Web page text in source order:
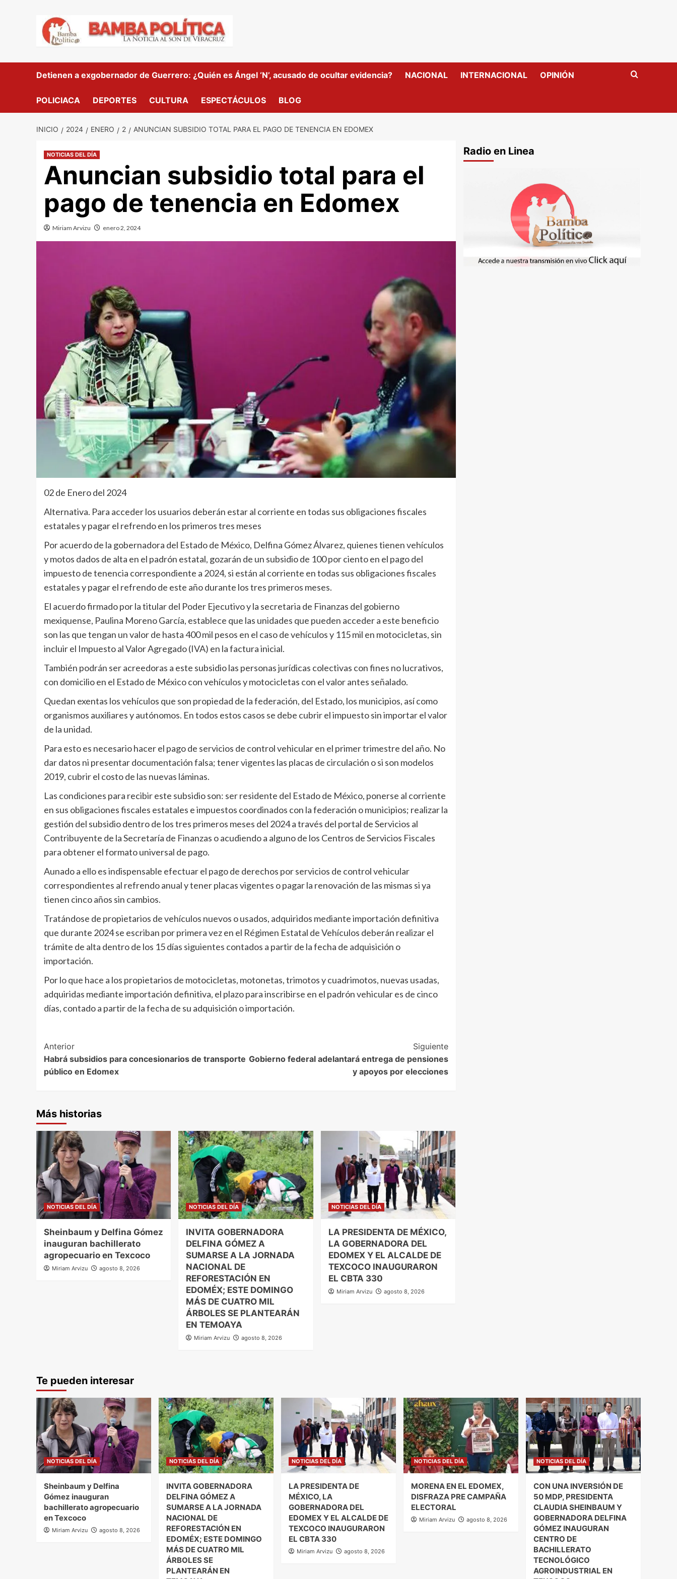
Detienen a exgobernador de Guerrero: ¿Quién es Ángel ‘N’, acusado de ocultar evidencia? NACIONAL INTERNACIONAL OPINIÓN
POLICIACA DEPORTES CULTURA ESPECTÁCULOS BLOG
INICIO 2024 ENERO 2 ANUNCIAN SUBSIDIO TOTAL PARA EL PAGO DE TENENCIA EN EDOMEX
NOTICIAS DEL DÍA
Anuncian subsidio total para el
pago de tenencia en Edomex
Miriam Arvizu enero 2, 2024
02 de Enero del 2024
Alternativa. Para acceder los usuarios deberán estar al corriente en todas sus obligaciones fiscales
estatales y pagar el refrendo en los primeros tres meses
Por acuerdo de la gobernadora del Estado de México, Delfina Gómez Álvarez, quienes tienen vehículos
y motos dados de alta en el padrón estatal, gozarán de un subsidio de 100 por ciento en el pago del
impuesto de tenencia correspondiente a 2024, si están al corriente en todas sus obligaciones fiscales
estatales y pagar el refrendo de este año durante los tres primeros meses.
El acuerdo firmado por la titular del Poder Ejecutivo y la secretaria de Finanzas del gobierno
mexiquense, Paulina Moreno García, establece que las unidades que pueden acceder a este beneficio
son las que tengan un valor de hasta 400 mil pesos en el caso de vehículos y 115 mil en motocicletas, sin
incluir el Impuesto al Valor Agregado (IVA) en la factura inicial.
También podrán ser acreedoras a este subsidio las personas jurídicas colectivas con fines no lucrativos,
con domicilio en el Estado de México con vehículos y motocicletas con el valor antes señalado.
Quedan exentas los vehículos que son propiedad de la federación, del Estado, los municipios, así como
organismos auxiliares y autónomos. En todos estos casos se debe cubrir el impuesto sin importar el valor
de la unidad.
Para esto es necesario hacer el pago de servicios de control vehicular en el primer trimestre del año. No
dar datos ni presentar documentación falsa; tener vigentes las placas de circulación o si son modelos
2019, cubrir el costo de las nuevas láminas.
Las condiciones para recibir este subsidio son: ser residente del Estado de México, ponerse al corriente
en sus obligaciones fiscales estatales e impuestos coordinados con la federación o municipios; realizar la
gestión del subsidio dentro de los tres primeros meses del 2024 a través del portal de Servicios al
Contribuyente de la Secretaría de Finanzas o acudiendo a alguno de los Centros de Servicios Fiscales
para obtener el formato universal de pago.
Aunado a ello es indispensable efectuar el pago de derechos por servicios de control vehicular
correspondientes al refrendo anual y tener placas vigentes o pagar la renovación de las mismas si ya
tienen cinco años sin cambios.
Tratándose de propietarios de vehículos nuevos o usados, adquiridos mediante importación definitiva
que durante 2024 se escriban por primera vez en el Régimen Estatal de Vehículos deberán realizar el
trámite de alta dentro de los 15 días siguientes contados a partir de la fecha de adquisición o
importación.
Por lo que hace a los propietarios de motocicletas, motonetas, trimotos y cuadrimotos, nuevas usadas,
adquiridas mediante importación definitiva, el plazo para inscribirse en el padrón vehicular es de cinco
días, contado a partir de la fecha de su adquisición o importación.
Post
Navigation
Anterior
Habrá subsidios para concesionarios de transporte
público en Edomex
Siguiente
Gobierno federal adelantará entrega de pensiones
y apoyos por elecciones
Más historias
NOTICIAS DEL DÍA
Sheinbaum y Delfina Gómez
inauguran bachillerato
agropecuario en Texcoco
Miriam Arvizu agosto 8, 2026
NOTICIAS DEL DÍA
INVITA GOBERNADORA
DELFINA GÓMEZ A
SUMARSE A LA JORNADA
NACIONAL DE
REFORESTACIÓN EN
EDOMÉX; ESTE DOMINGO
MÁS DE CUATRO MIL
ÁRBOLES SE PLANTEARÁN
EN TEMOAYA
Miriam Arvizu agosto 8, 2026
NOTICIAS DEL DÍA
LA PRESIDENTA DE MÉXICO,
LA GOBERNADORA DEL
EDOMEX Y EL ALCALDE DE
TEXCOCO INAUGURARON
EL CBTA 330
Miriam Arvizu agosto 8, 2026
Radio en Linea
Te pueden interesar
NOTICIAS DEL DÍA
Sheinbaum y Delfina
Gómez inauguran
bachillerato agropecuario
en Texcoco
Miriam Arvizu agosto 8, 2026
NOTICIAS DEL DÍA
INVITA GOBERNADORA
DELFINA GÓMEZ A
SUMARSE A LA JORNADA
NACIONAL DE
REFORESTACIÓN EN
EDOMÉX; ESTE DOMINGO
MÁS DE CUATRO MIL
ÁRBOLES SE
PLANTEARÁN EN
NOTICIAS DEL DÍA
LA PRESIDENTA DE
MÉXICO, LA
GOBERNADORA DEL
EDOMEX Y EL ALCALDE DE
TEXCOCO INAUGURARON
EL CBTA 330
Miriam Arvizu agosto 8, 2026
NOTICIAS DEL DÍA
MORENA EN EL EDOMEX,
DISFRAZA PRE CAMPAÑA
ELECTORAL
Miriam Arvizu agosto 8, 2026
NOTICIAS DEL DÍA
CON UNA INVERSIÓN DE
50 MDP, PRESIDENTA
CLAUDIA SHEINBAUM Y
GOBERNADORA DELFINA
GÓMEZ INAUGURAN
CENTRO DE
BACHILLERATO
TECNOLÓGICO
AGROINDUSTRIAL EN